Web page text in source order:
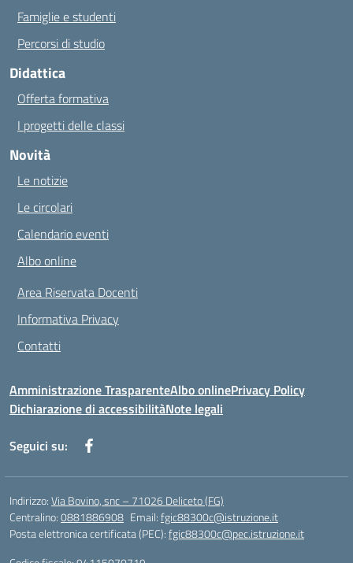
Famiglie e studenti
Percorsi di studio
Didattica
Offerta formativa
I progetti delle classi
Novità
Le notizie
Le circolari
Calendario eventi
Albo online
Area Riservata Docenti
Informativa Privacy
Contatti
Amministrazione TrasparenteAlbo onlinePrivacy Policy
Dichiarazione di accessibilitàNote legali
Seguici su:
Indirizzo:Via Bovino, snc – 71026 Deliceto (FG)
Centralino:0881886908 Email:fgic88300c@istruzione.it
Posta elettronica certificata (PEC):fgic88300c@pec.istruzione.it